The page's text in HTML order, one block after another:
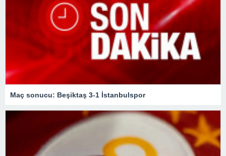
Maç sonucu: Beşiktaş 3-1 İstanbulspor